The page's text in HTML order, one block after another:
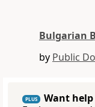
Bulgarian
by Public
PLUS
Want